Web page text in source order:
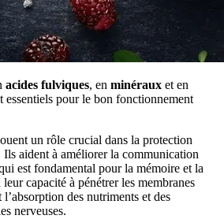
acides fulviques, en minéraux et en
essentiels pour le bon fonctionnement
un rôle crucial dans la protection
Ils aident à améliorer la communication
est fondamental pour la mémoire et la
capacité à pénétrer les membranes
des nutriments et des
nerveuses.